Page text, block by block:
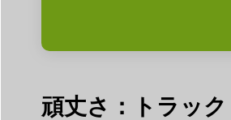
頑丈さ：トラッ